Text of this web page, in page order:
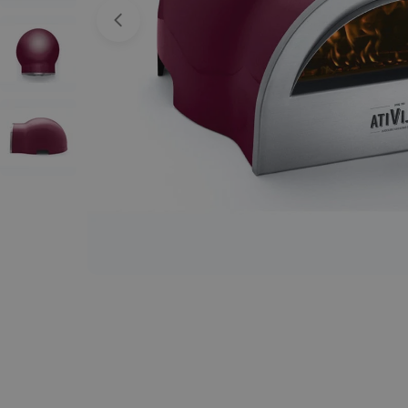
Open media 0 in een venster